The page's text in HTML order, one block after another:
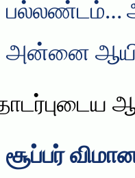
பல்லண்டம்…
அன்னை
சூப்பர்